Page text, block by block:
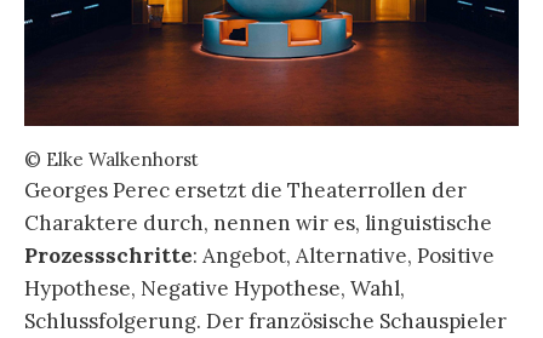
© Elke Walkenhorst
Georges Perec ersetzt die Theaterrollen der
Charaktere durch, nennen wir es, linguistische
Prozessschritte: Angebot, Alternative, Positive
Hypothese, Negative Hypothese, Wahl,
Schlussfolgerung. Der französische Schauspieler